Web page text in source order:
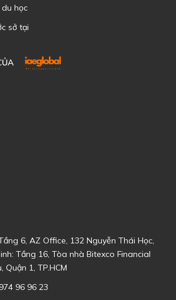
học
sở tại
6, AZ Office, 132 Nguyễn Thái Học,
Tầng 16, Tòa nhà Bitexco Financial
Quận 1, TP.HCM
96 96 23